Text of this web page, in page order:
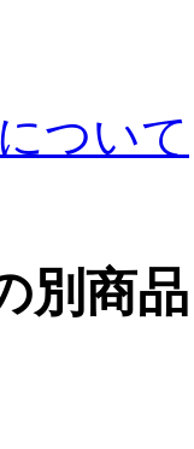
ついて
別商品